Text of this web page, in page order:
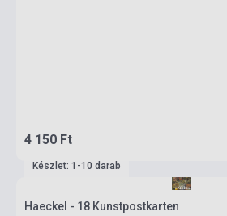
4 150 Ft
Készlet: 1-10 darab
Haeckel - 18 Kunstpostkarten